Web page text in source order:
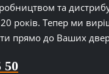
та
років. Тепер ми
прямо до Ваших
50